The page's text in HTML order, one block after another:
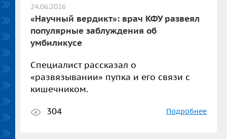
24.06.2026
«Научный вердикт»: врач КФУ развеял
популярные заблуждения об
умбиликусе
Специалист рассказал о
«развязывании» пупка и его связи с
кишечником.
304
Подробнее